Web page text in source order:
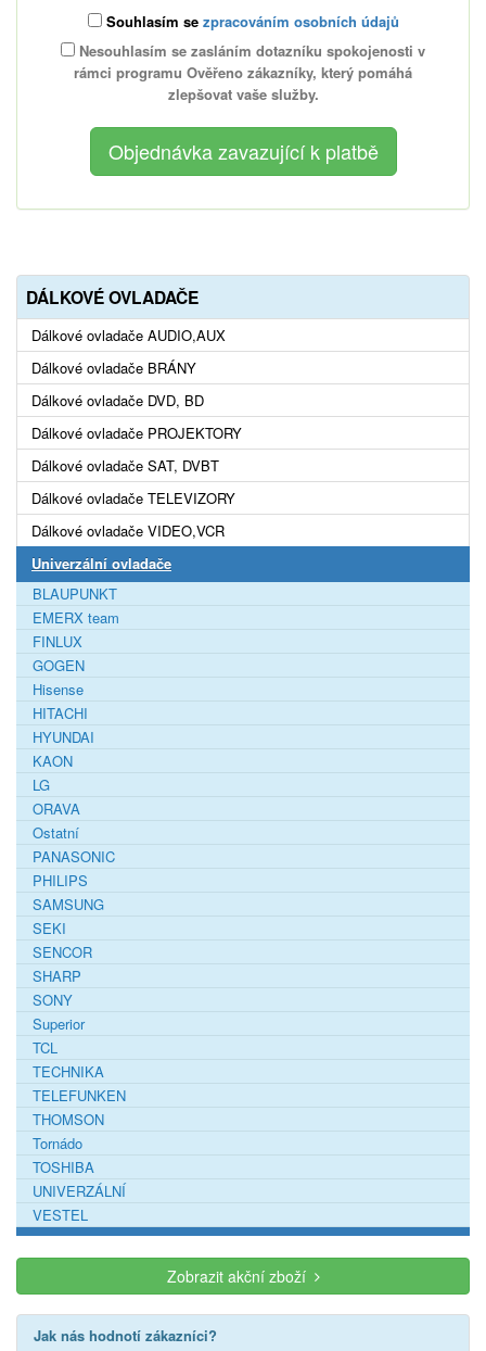
Souhlasím se zpracováním osobních údajů
Nesouhlasím se zasláním dotazníku spokojenosti v
rámci programu Ověřeno zákazníky, který pomáhá
zlepšovat vaše služby.
DÁLKOVÉ OVLADAČE
Dálkové ovladače AUDIO,AUX
Dálkové ovladače BRÁNY
Dálkové ovladače DVD, BD
Dálkové ovladače PROJEKTORY
Dálkové ovladače SAT, DVBT
Dálkové ovladače TELEVIZORY
Dálkové ovladače VIDEO,VCR
Univerzální ovladače
BLAUPUNKT
EMERX team
FINLUX
GOGEN
Hisense
HITACHI
HYUNDAI
KAON
LG
ORAVA
Ostatní
PANASONIC
PHILIPS
SAMSUNG
SEKI
SENCOR
SHARP
SONY
Superior
TCL
TECHNIKA
TELEFUNKEN
THOMSON
Tornádo
TOSHIBA
UNIVERZÁLNÍ
VESTEL
Zobrazit akční zboží
Jak nás hodnotí zákazníci?